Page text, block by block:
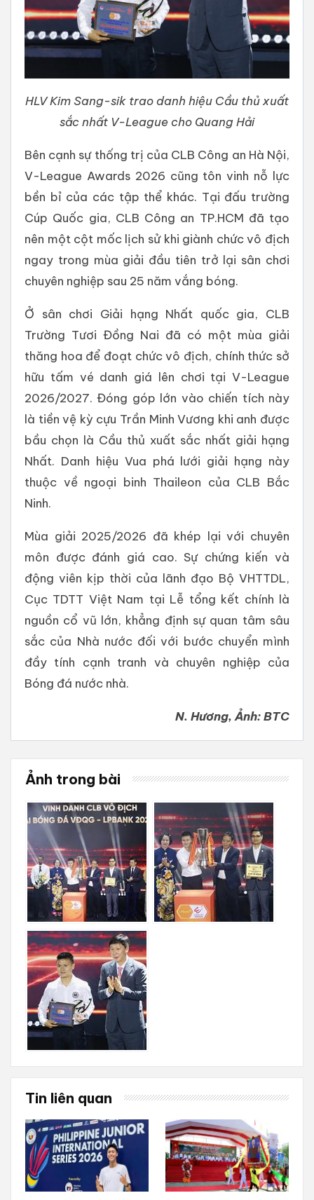
HLV Kim Sang-sik trao danh hiệu Cầu thủ xuất
sắc nhất V-League cho Quang Hải
​Bên cạnh sự thống trị của CLB Công an Hà Nội,
V-League Awards 2026 cũng tôn vinh nỗ lực
bền bỉ của các tập thể khác. Tại đấu trường
Cúp Quốc gia, CLB Công an TP.HCM đã tạo
nên một cột mốc lịch sử khi giành chức vô địch
ngay trong mùa giải đầu tiên trở lại sân chơi
chuyên nghiệp sau 25 năm vắng bóng.
Ở sân chơi Giải hạng Nhất quốc gia, CLB
Trường Tươi Đồng Nai đã có một mùa giải
thăng hoa để đoạt chức vô địch, chính thức sở
hữu tấm vé danh giá lên chơi tại V-League
2026/2027. Đóng góp lớn vào chiến tích này
là tiền vệ kỳ cựu Trần Minh Vương khi anh được
bầu chọn là Cầu thủ xuất sắc nhất giải hạng
Nhất. Danh hiệu Vua phá lưới giải hạng này
thuộc về ngoại binh Thaileon của CLB Bắc
Ninh.
Mùa giải 2025/2026 đã khép lại với chuyên
môn được đánh giá cao. Sự chứng kiến và
động viên kịp thời của lãnh đạo Bộ VHTTDL,
Cục TDTT Việt Nam tại Lễ tổng kết chính là
nguồn cổ vũ lớn, khẳng định sự quan tâm sâu
sắc của Nhà nước đối với bước chuyển mình
đầy tính cạnh tranh và chuyên nghiệp của
Bóng đá nước nhà.
N. Hương, Ảnh: BTC
Ảnh trong bài
Tin liên quan